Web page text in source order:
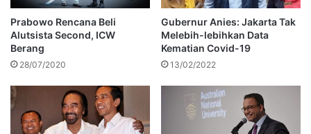
Prabowo Rencana Beli
Alutsista Second, ICW
Berang
28/07/2020
Gubernur Anies: Jakarta Tak
Melebih-lebihkan Data
Kematian Covid-19
13/02/2022